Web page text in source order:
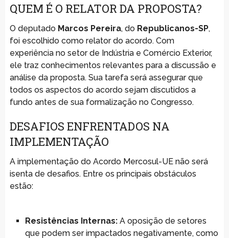
QUEM É O RELATOR DA PROPOSTA?
O deputado Marcos Pereira, do Republicanos-SP,
foi escolhido como relator do acordo. Com
experiência no setor de Indústria e Comércio Exterior,
ele traz conhecimentos relevantes para a discussão e
análise da proposta. Sua tarefa será assegurar que
todos os aspectos do acordo sejam discutidos a
fundo antes de sua formalização no Congresso.
DESAFIOS ENFRENTADOS NA
IMPLEMENTAÇÃO
A implementação do Acordo Mercosul-UE não será
isenta de desafios. Entre os principais obstáculos
estão:
Resistências Internas:A oposição de setores
que podem ser impactados negativamente, como